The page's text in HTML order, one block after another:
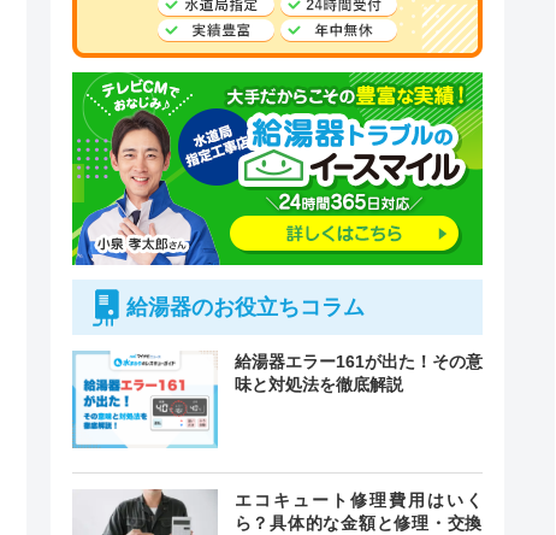
緊急駆けつけ
給湯器のお役立ちコラム
給湯器エラー161が出た！その意
味と対処法を徹底解説
エコキュート修理費用はいく
ら？具体的な金額と修理・交換